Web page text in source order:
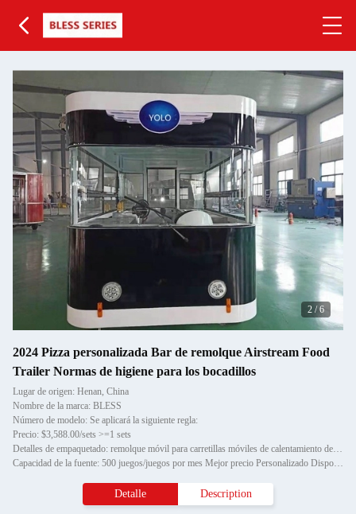
3 /6
2024 Pizza personalizada Bar de remolque Airstream Food
Trailer Normas de higiene para los bocadillos
Lugar de origen: Henan, China
Nombre de la marca: BLESS
Número de modelo: Se aplicará la siguiente regla:
Precio: $3,588.00/sets >=1 sets
Detalles de empaquetado: remolque móvil para carretillas móviles de calentamiento de alimentos callejeros/remolque de aliment
Capacidad de la fuente: 500 juegos/juegos por mes Mejor precio Personalizado Disponible Pizza Remolque Bar Airstream Food Tr
Detalle Description